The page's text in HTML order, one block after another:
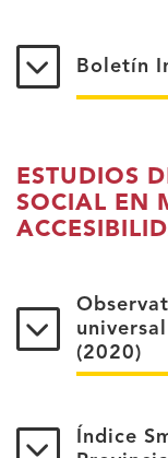
Boletín
ESTUDIOS
SOCIAL EN
(2020)
Índice